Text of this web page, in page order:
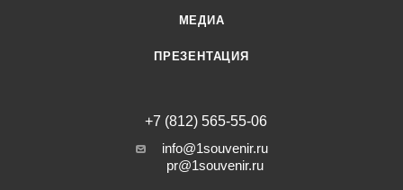
МЕДИА
ПРЕЗЕНТАЦИЯ
+7 (812) 565-55-06
info@1souvenir.ru
pr@1souvenir.ru